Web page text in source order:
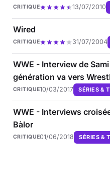
CRITIQUE 13/07/2010
Wired
CRITIQUE 31/07/2004
WWE - Interview de
génération va vers
CRITIQUE10/03/2017 SÉRIES &
WWE - Interviews
Bàlor
CRITIQUE01/06/2018 SÉRIES &